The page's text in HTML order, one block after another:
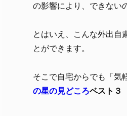
の影響により、できない
とはいえ、こんな外出自
とができます。
そこで自宅からでも「気
の星の見どころベスト３